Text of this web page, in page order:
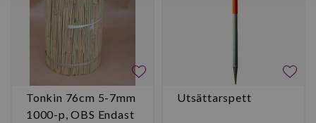
Tonkin 76cm 5-7mm
1000-p, OBS Endast
Utsättarspett